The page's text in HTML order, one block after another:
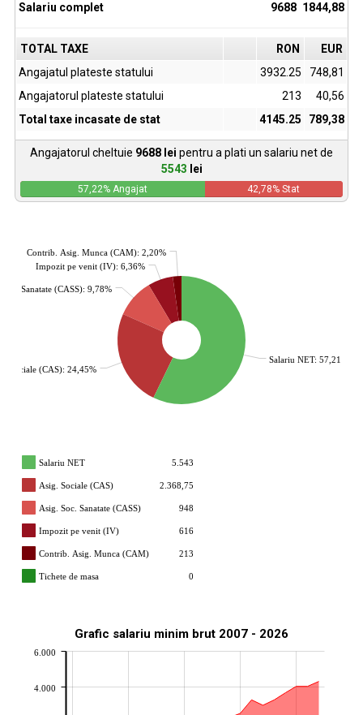
Salariu complet
9688 1844,88
TOTAL TAXE RON
EUR
Angajatul plateste statului
3932.25
748,81
Angajatorul plateste statului
213
40,56
Total taxe incasate de stat
4145.25 789,38
Angajatorul cheltuie 9688 lei pentru a plati un salariu net de
5543 lei
57,22% Angajat 42,78% Stat
Salariu NET: 57,21%
Sociale (CAS): 24,45%
Sanatate (CASS): 9,78%
Impozit pe venit (IV): 6,36%
Contrib. Asig. Munca (CAM): 2,20%
Salariu NET 5.543
Asig. Sociale (CAS) 2.368,75
Asig. Soc. Sanatate (CASS) 948
Impozit pe venit (IV) 616
Contrib. Asig. Munca (CAM) 213
Tichete de masa 0
Grafic salariu minim brut 2007 - 2026
4.000
6.000